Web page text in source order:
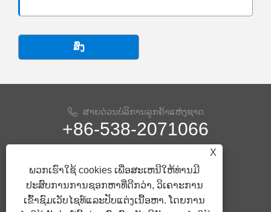
ສົ່ງ
ສາຍດ່ວນບໍລິການລູກຄ້າແຫ່ງຊາດ
+86-538-2071066
info@ythose.cn
ຕິດ​ຕາມ​ພວກ​ເຮົາ
X
ພວກເຮົາໃຊ້ cookies ເພື່ອສະເຫນີໃຫ້ທ່ານມີ
ປະສົບການການຊອກຫາທີ່ດີກວ່າ, ວິເຄາະການ
ເຂົ້າຊົມເວັບໄຊທ໌ແລະປັບແຕ່ງເນື້ອຫາ. ໂດຍການ